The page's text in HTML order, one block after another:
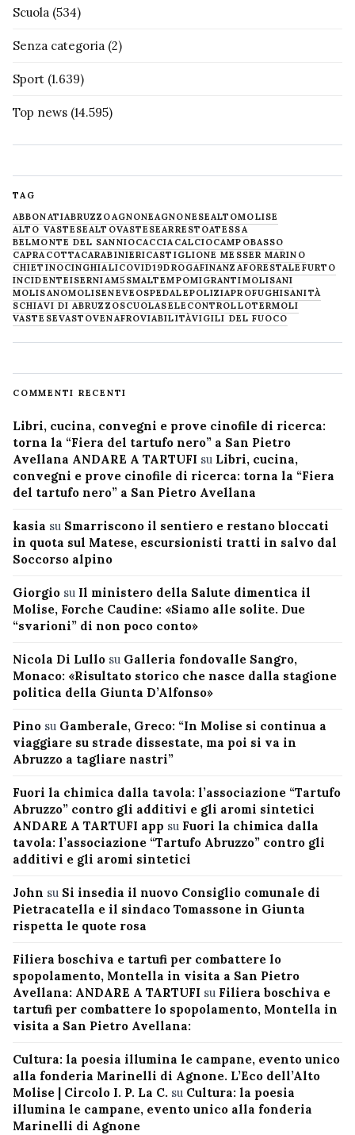
Scuola (534)
Senza categoria (2)
Sport (1.639)
Top news (14.595)
TAG
ABBONATIABRUZZOAGNONEAGNONESEALTOMOLISE
ALTO VASTESEALTOVASTESEARRESTOATESSA
BELMONTE DEL SANNIOCACCIACALCIOCAMPOBASSO
CAPRACOTTACARABINIERICASTIGLIONE MESSER MARINO
CHIETINOCINGHIALICOVID19DROGAFINANZAFORESTALE FURTO
INCIDENTEISERNIAM5SMALTEMPOMIGRANTIMOLISANI
MOLISANOMOLISENEVE OSPEDALEPOLIZIAPROFUGHISANITÀ
SCHIAVI DI ABRUZZOSCUOLASELECONTROLLOTERMOLI
VASTESEVASTOVENAFROVIABILITÀVIGILI DEL FUOCO
COMMENTI RECENTI
Libri, cucina, convegni e prove cinofile di ricerca:
torna la “Fiera del tartufo nero” a San Pietro
Avellana ANDARE A TARTUFI su Libri, cucina,
convegni e prove cinofile di ricerca: torna la “Fiera
del tartufo nero” a San Pietro Avellana
kasia su Smarriscono il sentiero e restano bloccati
in quota sul Matese, escursionisti tratti in salvo dal
Soccorso alpino
Giorgio su Il ministero della Salute dimentica il
Molise, Forche Caudine: «Siamo alle solite. Due
“svarioni” di non poco conto»
Nicola Di Lullo su Galleria fondovalle Sangro,
Monaco: «Risultato storico che nasce dalla stagione
politica della Giunta D’Alfonso»
Pino su Gamberale, Greco: “In Molise si continua a
viaggiare su strade dissestate, ma poi si va in
Abruzzo a tagliare nastri”
Fuori la chimica dalla tavola: l’associazione “Tartufo
Abruzzo” contro gli additivi e gli aromi sintetici
ANDARE A TARTUFI app su Fuori la chimica dalla
tavola: l’associazione “Tartufo Abruzzo” contro gli
additivi e gli aromi sintetici
John su Si insedia il nuovo Consiglio comunale di
Pietracatella e il sindaco Tomassone in Giunta
rispetta le quote rosa
Filiera boschiva e tartufi per combattere lo
spopolamento, Montella in visita a San Pietro
Avellana: ANDARE A TARTUFI su Filiera boschiva e
tartufi per combattere lo spopolamento, Montella in
visita a San Pietro Avellana:
Cultura: la poesia illumina le campane, evento unico
alla fonderia Marinelli di Agnone. L’Eco dell’Alto
Molise | Circolo I. P. La C. su Cultura: la poesia
illumina le campane, evento unico alla fonderia
Marinelli di Agnone